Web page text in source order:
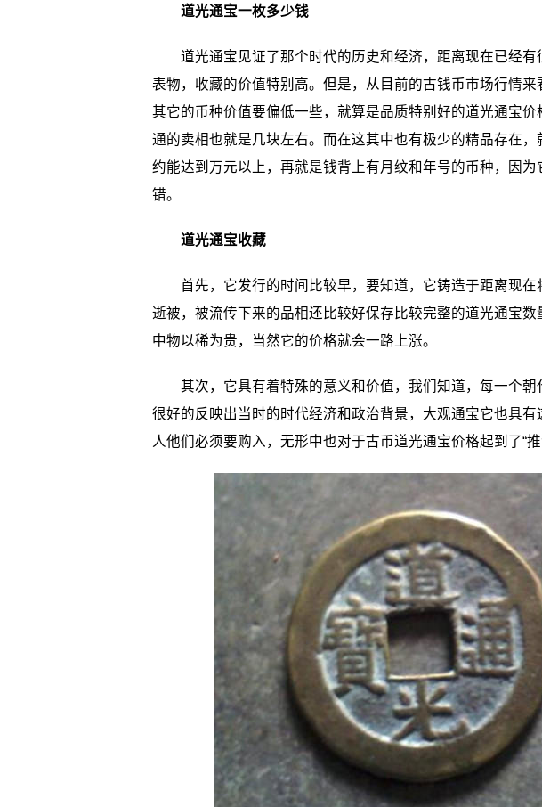
道光通宝一枚多少钱
道光通宝见证了那个时代的历史和经济，距离现在已经有
表物，收藏的价值特别高。但是，从目前的古钱币市场行情
其它的币种价值要偏低一些，就算是品质特别好的道光通宝
通的卖相也就是几块左右。而在这其中也有极少的精品存在
约能达到万元以上，再就是钱背上有月纹和年号的币种，因
错。
道光通宝收藏
首先，它发行的时间比较早，要知道，它铸造于距离现在
逝被，被流传下来的品相还比较好保存比较完整的道光通宝
中物以稀为贵，当然它的价格就会一路上涨。
其次，它具有着特殊的意义和价值，我们知道，每一个朝
很好的反映出当时的时代经济和政治背景，大观通宝它也具
人他们必须要购入，无形中也对于古币道光通宝价格起到了“推